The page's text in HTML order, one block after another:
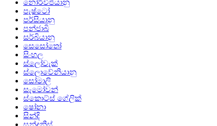
නෝර්වීජියානු
පැෂ්ටෝ
පර්සියානු
පන්ජාබි
සර්බියානු
සෙසෝතෝ
සිංහල
ස්ලෝවැක්
ස්ලොවේනියානු
සෝමාලි
සැමෝවන්
ස්කොට්ස් ගේලික්
ෂෝනා
සින්දි
සුන්දනීස්